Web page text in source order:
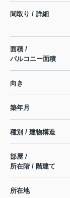
間取り / 詳細
面積 /
バルコニー面積
向き
築年月
種別 / 建物構造
部屋 /
所在階 / 階建て
所在地